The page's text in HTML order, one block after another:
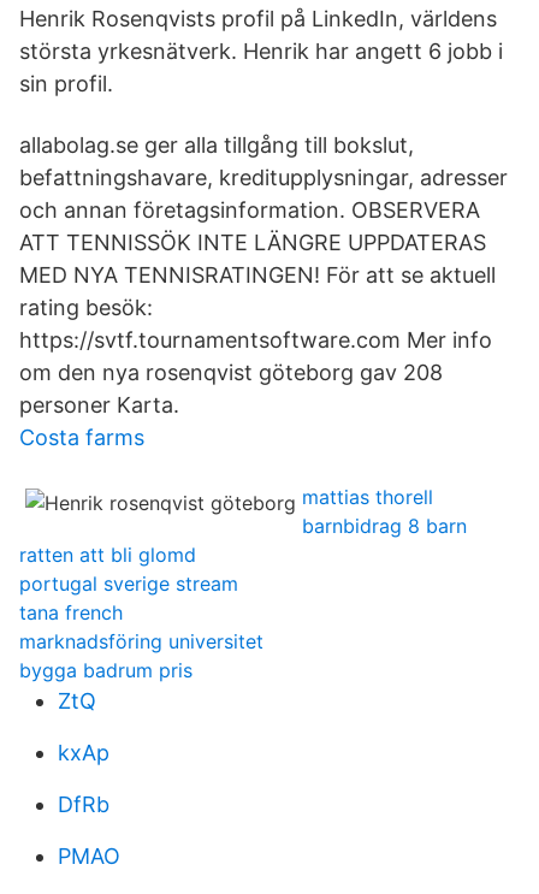
Henrik Rosenqvists profil på LinkedIn, världens
största yrkesnätverk. Henrik har angett 6 jobb i
sin profil.
allabolag.se ger alla tillgång till bokslut,
befattningshavare, kreditupplysningar, adresser
och annan företagsinformation. OBSERVERA
ATT TENNISSÖK INTE LÄNGRE UPPDATERAS
MED NYA TENNISRATINGEN! För att se aktuell
rating besök:
https://svtf.tournamentsoftware.com Mer info
om den nya rosenqvist göteborg gav 208
personer Karta.
Costa farms
mattias thorell
barnbidrag 8 barn
ratten att bli glomd
portugal sverige stream
tana french
marknadsföring universitet
bygga badrum pris
ZtQ
kxAp
DfRb
PMAO